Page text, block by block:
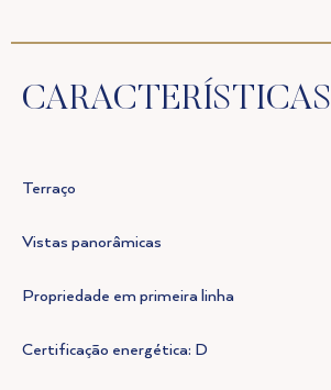
CARACTERÍSTICAS
Terraço
Vistas panorâmicas
Propriedade em primeira linha
Certificação energética: D